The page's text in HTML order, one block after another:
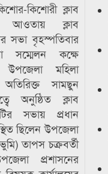
কিশোরী ক্লাব
আওতায় ক্লাব
সভা বৃহস্পতিবার
সম্মেলন কক্ষে
উপজেলা মহিলা
সামছুন
অনুষ্ঠিত ক্লাব
সভায় প্রধান
ছিলেন উপজেলা
তাপস চক্রবর্তী
প্রশাসনের